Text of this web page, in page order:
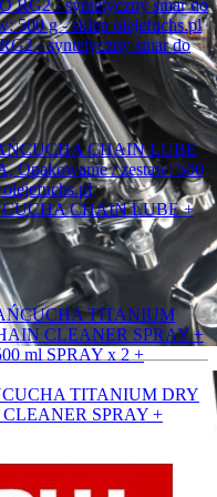
- syntetyczny smar do
CHAIN LUBE +
TITANIUM DRY
SPRAY +